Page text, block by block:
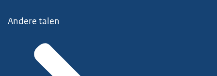
Andere talen